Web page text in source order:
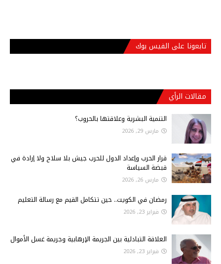
تابعونا على الفيس بوك
مقالات الرأي
التنمية البشرية وعلاقتها بالحروب؟
مارس 29, 2026
قرار الحرب وإعداد الدول للحرب جيش بلا سلاح ولا إرادة في
قبضة السياسة
مارس 26, 2026
رمضان في الكويت.. حين تتكامل القيم مع رسالة التعليم
فبراير 23, 2026
العلاقة التبادلية بين الجريمة الإرهابية وجريمة غسل الأموال
فبراير 23, 2026